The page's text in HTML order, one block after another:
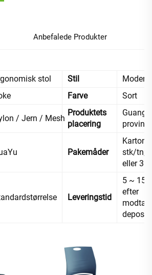
Anbefalede Produkter
stol Stil
Farve Sort
/ Jern / Mesh
Produktets
placering
Pakemåder
Karton,
stk/tn;
eller 3
Leveringstid
5 ~ 15
efter